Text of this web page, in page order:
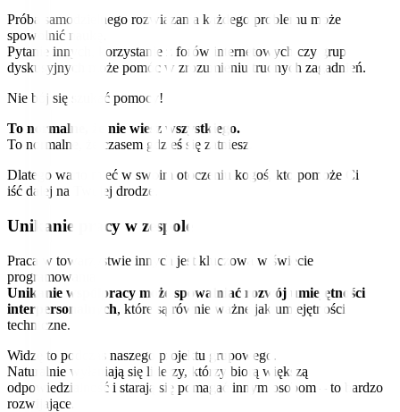
Próba samodzielnego rozwiązania każdego problemu może
spowolnić naukę.
Pytanie innych, korzystanie z forów internetowych czy grup
dyskusyjnych może pomóc w zrozumieniu trudnych zagadnień.
Nie bój się szukać pomocy!
To normalne, że nie wiesz wszystkiego.
To normalne, że czasem gdzieś się zatniesz.
Dlatego warto mieć w swoim otoczeniu kogoś, kto pomoże Ci
iść dalej na Twojej drodze.
Unikanie pracy w zespole
Praca w towarzystwie innych jest kluczowa w świecie
programowania.
Unikanie współpracy może spowalniać rozwój umiejętności
interpersonalnych, które są równie ważne jak umiejętności
techniczne.
Widzę to podczas naszego projektu grupowego.
Naturalnie wyłaniają się liderzy, którzy biorą większą
odpowiedzialność i starają się pomagać innym osobom – to bardzo
rozwijające.